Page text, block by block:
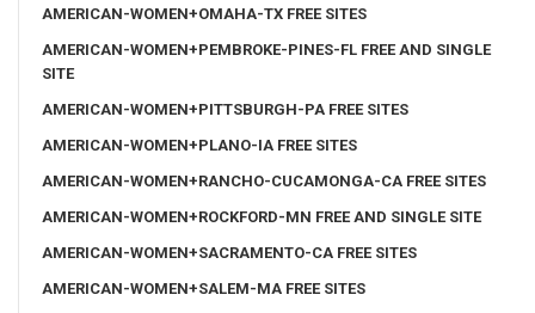
AMERICAN-WOMEN+OMAHA-TX FREE SITES
AMERICAN-WOMEN+PEMBROKE-PINES-FL FREE AND SINGLE
SITE
AMERICAN-WOMEN+PITTSBURGH-PA FREE SITES
AMERICAN-WOMEN+PLANO-IA FREE SITES
AMERICAN-WOMEN+RANCHO-CUCAMONGA-CA FREE SITES
AMERICAN-WOMEN+ROCKFORD-MN FREE AND SINGLE SITE
AMERICAN-WOMEN+SACRAMENTO-CA FREE SITES
AMERICAN-WOMEN+SALEM-MA FREE SITES